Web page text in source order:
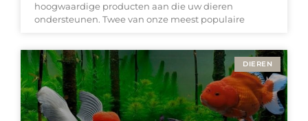
hoogwaardige producten aan die uw dieren
ondersteunen. Twee van onze meest populaire
DIEREN